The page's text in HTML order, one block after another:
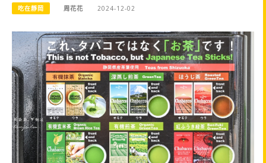
吃在靜岡 周花花 2024-12-02